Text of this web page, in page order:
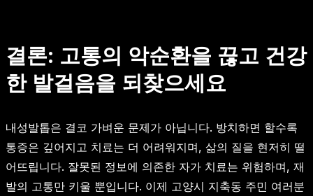
결론: 고통의 악순환을 끊고 건강
한 발걸음을 되찾으세요
내성발톱은 결코 가벼운 문제가 아닙니다. 방치하면 할수록
통증은 깊어지고 치료는 더 어려워지며, 삶의 질을 현저히 떨
어뜨립니다. 잘못된 정보에 의존한 자가 치료는 위험하며, 재
발의 고통만 키울 뿐입니다. 이제 고양시 지축동 주민 여러분